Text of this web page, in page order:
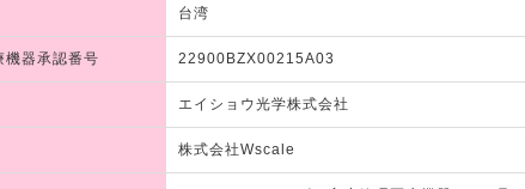
台湾
機器承認番号 22900BZX00215A03
エイショウ光学株式会社
株式会社Wscale